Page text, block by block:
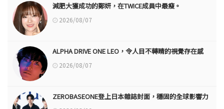
減肥大獲成功的鄭妍，在TWICE成員中最瘦。
2026/08/07
ALPHA DRIVE ONE LEO，令人目不轉睛的視覺存在感
2026/08/07
ZEROBASEONE登上日本雜誌封面，穩固的全球影響力